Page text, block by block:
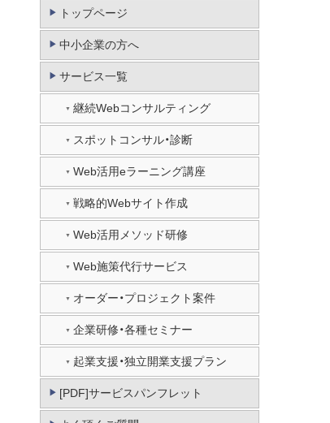
トップページ
中小企業の方へ
サービス一覧
継続Webコンサルティング
スポットコンサル・診断
Web活用eラーニング講座
戦略的Webサイト作成
Web活用メソッド研修
Web施策代行サービス
オーダー・プロジェクト案件
企業研修・各種セミナー
起業支援・独立開業支援プラン
[PDF]サービスパンフレット